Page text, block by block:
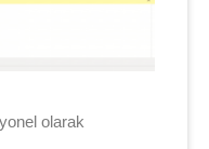
olarak